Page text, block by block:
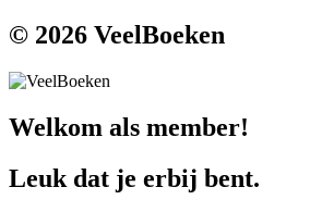
© 2026 VeelBoeken
Welkom als member!
Leuk dat je erbij bent.